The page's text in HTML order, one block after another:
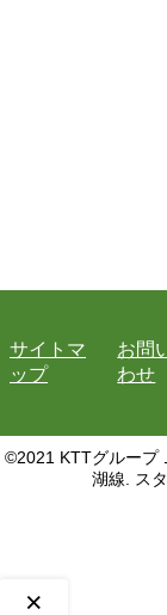
サイトマ
ップ
お問
わせ
©2021 KTTグループ
湖線. ス
×